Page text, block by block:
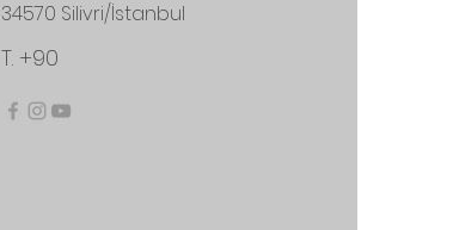
34570 Silivri/İstanbul
T. +90